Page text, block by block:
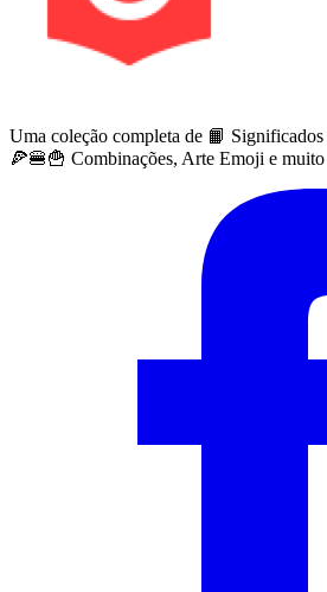
Uma coleção completa de 📙
🍕🍔🍟 Combinações, Arte Emoji e muito